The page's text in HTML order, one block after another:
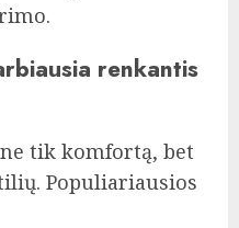
renkantis
tik komfortą, bet
Populiariausios